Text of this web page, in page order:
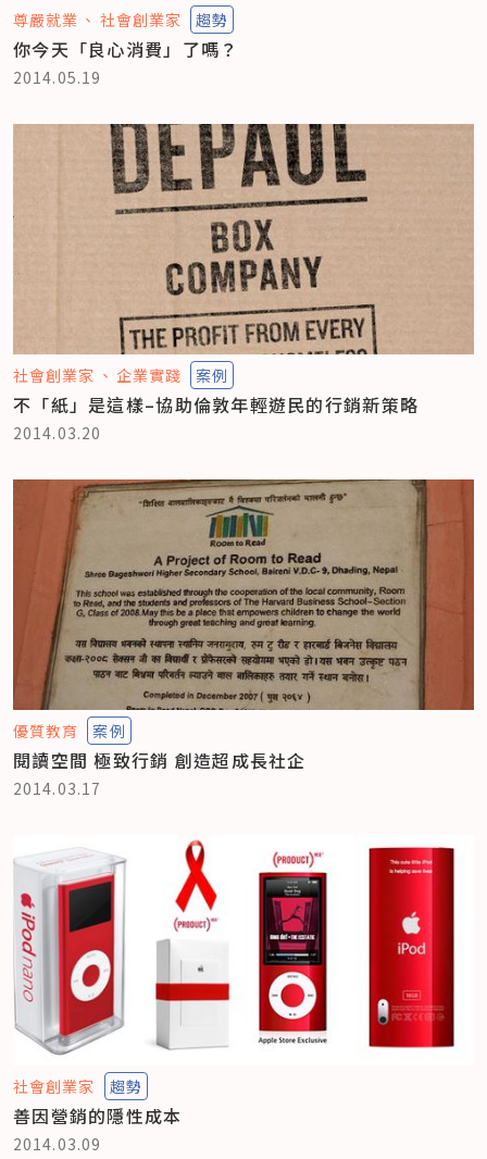
尊嚴就業 社會創業家 趨勢
你今天「良心消費」了嗎？
2014.05.19
社會創業家 企業實踐 案例
不「紙」是這樣–協助倫敦年輕遊民的行銷新策略
2014.03.20
優質教育 案例
閱讀空間 極致行銷 創造超成長社企
2014.03.17
社會創業家 趨勢
善因營銷的隱性成本
2014.03.09